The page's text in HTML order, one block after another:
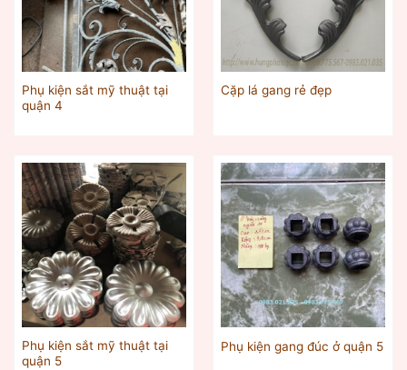
Phụ kiện sắt mỹ thuật tại
quận 4
Cặp lá gang rẻ đẹp
Phụ kiện sắt mỹ thuật tại
quận 5
Phụ kiện gang đúc ở quận 5